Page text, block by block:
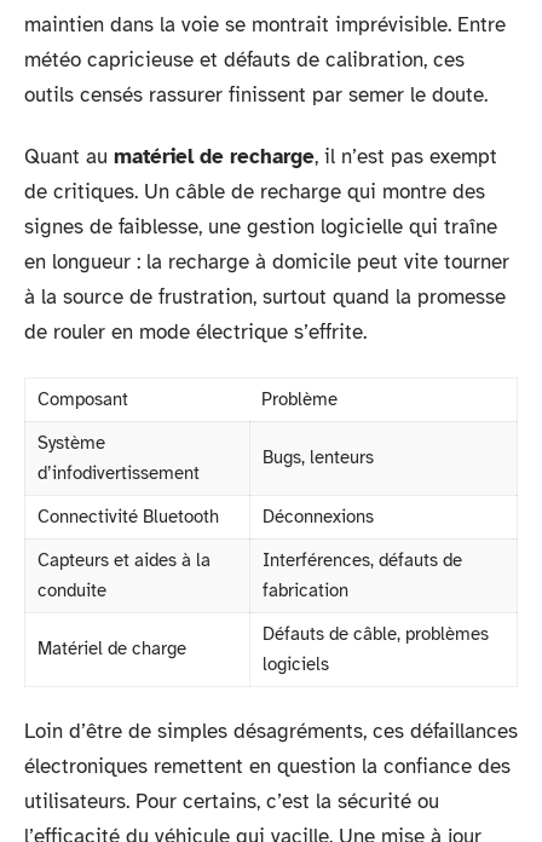
maintien dans la voie se montrait imprévisible. Entre
météo capricieuse et défauts de calibration, ces
outils censés rassurer finissent par semer le doute.
Quant au matériel de recharge, il n’est pas exempt
de critiques. Un câble de recharge qui montre des
signes de faiblesse, une gestion logicielle qui traîne
en longueur : la recharge à domicile peut vite tourner
à la source de frustration, surtout quand la promesse
de rouler en mode électrique s’effrite.
Composant
Problème
Système
d’infodivertissement
Bugs, lenteurs
Connectivité Bluetooth
Déconnexions
Capteurs et aides à la
conduite
Interférences, défauts de
fabrication
Matériel de charge
Défauts de câble, problèmes
logiciels
Loin d’être de simples désagréments, ces défaillances
électroniques remettent en question la confiance des
utilisateurs. Pour certains, c’est la sécurité ou
l’efficacité du véhicule qui vacille. Une mise à jour